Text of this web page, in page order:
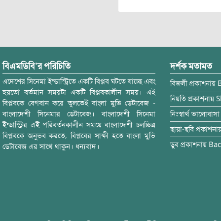
বিএমডিবি’র পরিচিতি
এদেশের সিনেমা ইন্ডাস্ট্রিতে একটি বিপ্লব ঘটতে যাচ্ছে এবং
হয়তো বর্তমান সময়টা একটি বিপ্লবকালীন সময়। এই
বিপ্লবকে বেগবান করে তুলতেই বাংলা মুভি ডেটাবেজ -
বাংলাদেশী সিনেমার ডেটাবেজ। বাংলাদেশী সিনেমা
ইন্ডাস্ট্রির এই পরিবর্তনকালীন সময়ে বাংলাদেশী চলচ্চিত্র
বিপ্লবকে অনুভব করতে, বিপ্লবের সাক্ষী হতে বাংলা মুভি
ডেটাবেজ এর সাথে থাকুন। ধন্যবাদ।
দর্শক মতামত
বিজলী প্রকাশনায়
নিয়তি প্রকাশনায়
নিঃস্বার্থ ভালোবাসা
ছায়া-ছবি
ডুব প্রকাশনায়